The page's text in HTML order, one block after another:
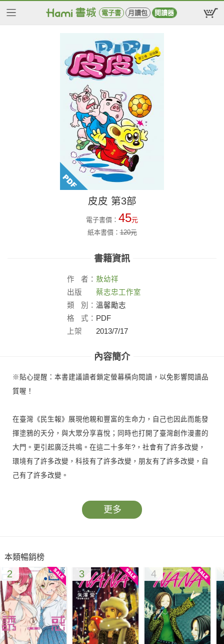
電子書 月讀包 閱讀器
皮皮 第3部
電子書價： 45元
紙本書價：120元
書籍資訊
作 者： 敖幼祥
出版
社：
蔡志忠工作室
類
別： 溫馨勵志
格
式： PDF
上架
2013/7/17
內容簡介
※貼心提醒：本書建議讀者鎖定螢幕橫向閱讀，以免影響閱讀品
質喔！
在臺灣《民生報》展現他親和豐富的生命力，自己也因此而能發
揮塗鴉的天分，與大眾分享喜悅；同時也打開了臺灣創作漫畫的
大門。更引起廣泛共鳴。在這二十多年?，社會有了許多改變，
環境有了許多改變，科技有了許多改變，朋友有了許多改變，自
己有了許多改變。
更多
本類暢銷榜
2 3 4